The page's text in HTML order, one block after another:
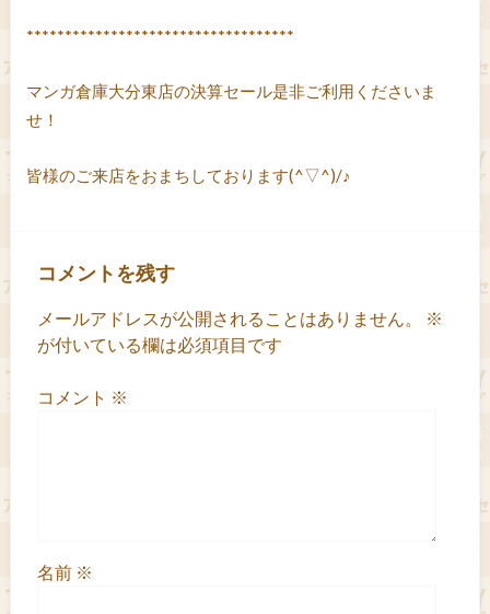
***********************************
マンガ倉庫大分東店の決算セール是非ご利用くださいま
せ！
皆様のご来店をおまちしております(^▽^)/♪
コメントを残す
メールアドレスが公開されることはありません。
※
が付いている欄は必須項目です
コメント ※
名前 ※